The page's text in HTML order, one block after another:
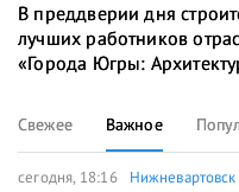
В преддверии дня
лучших работников
«Города Югры:
Свежее Важное
сегодня, 18:16 Нижневартовск